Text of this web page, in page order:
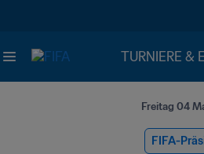
TURNIERE &
Freitag 04
FIFA-